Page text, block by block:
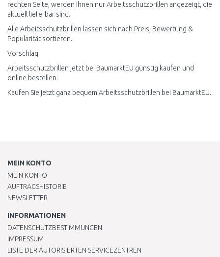
rechten Seite, werden Ihnen nur Arbeitsschutzbrillen angezeigt, die
aktuell lieferbar sind.
Alle Arbeitsschutzbrillen lassen sich nach Preis, Bewertung &
Popularität sortieren.
Vorschlag:
Arbeitsschutzbrillen jetzt bei BaumarktEU günstig kaufen und
online bestellen.
Kaufen Sie jetzt ganz bequem Arbeitsschutzbrillen bei BaumarktEU.
MEIN KONTO
MEIN KONTO
AUFTRAGSHISTORIE
NEWSLETTER
INFORMATIONEN
DATENSCHUTZBESTIMMUNGEN
IMPRESSUM
LISTE DER AUTORISIERTEN SERVICEZENTREN